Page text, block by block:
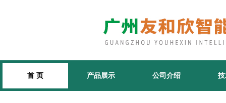
首 页 产品展示 公司介绍